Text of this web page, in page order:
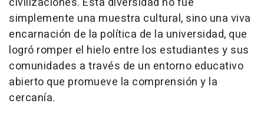
simplemente una muestra cultural, sino una viva
encarnación de la política de la universidad, que
logró romper el hielo entre los estudiantes y sus
comunidades a través de un entorno educativo
abierto que promueve la comprensión y la
cercanía.